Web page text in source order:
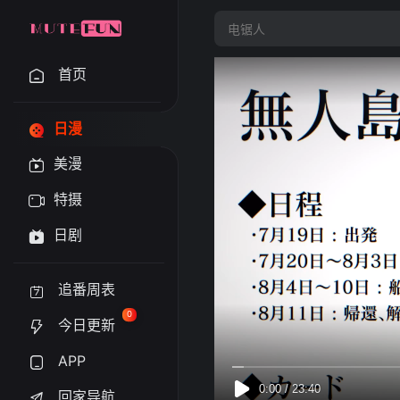
首页
日漫
美漫
特摄
日剧
追番周表
今日更新
0
APP
回家导航